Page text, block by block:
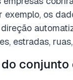
exemplo, os
estradas,